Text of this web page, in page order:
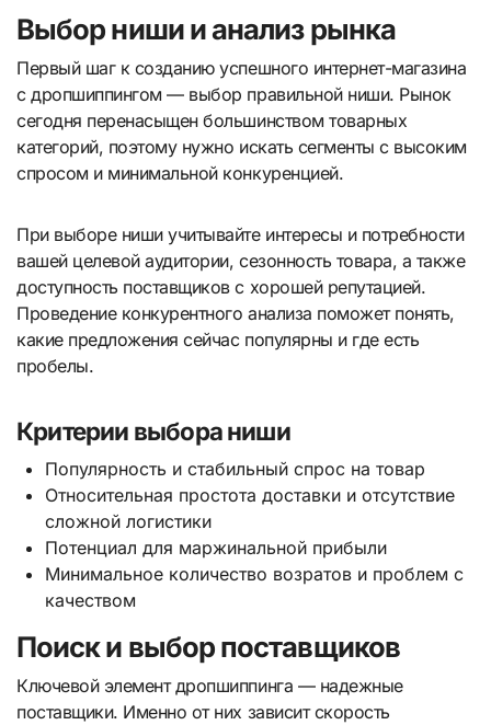
Выбор ниши и анализ рынка
Первый шаг к созданию успешного интернет-магазина
с дропшиппингом — выбор правильной ниши. Рынок
сегодня перенасыщен большинством товарных
категорий, поэтому нужно искать сегменты с высоким
спросом и минимальной конкуренцией.
При выборе ниши учитывайте интересы и потребности
вашей целевой аудитории, сезонность товара, а также
доступность поставщиков с хорошей репутацией.
Проведение конкурентного анализа поможет понять,
какие предложения сейчас популярны и где есть
пробелы.
Критерии выбора ниши
Популярность и стабильный спрос на товар
Относительная простота доставки и отсутствие
сложной логистики
Потенциал для маржинальной прибыли
Минимальное количество возратов и проблем с
качеством
Поиск и выбор поставщиков
Ключевой элемент дропшиппинга — надежные
поставщики. Именно от них зависит скорость